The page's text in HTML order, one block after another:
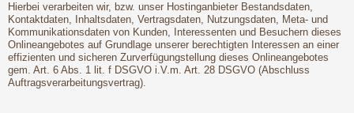
Hierbei verarbeiten wir, bzw. unser Hostinganbieter Bestandsdaten,
Kontaktdaten, Inhaltsdaten, Vertragsdaten, Nutzungsdaten, Meta- und
Kommunikationsdaten von Kunden, Interessenten und Besuchern dieses
Onlineangebotes auf Grundlage unserer berechtigten Interessen an einer
effizienten und sicheren Zurverfügungstellung dieses Onlineangebotes
gem. Art. 6 Abs. 1 lit. f DSGVO i.V.m. Art. 28 DSGVO (Abschluss
Auftragsverarbeitungsvertrag).